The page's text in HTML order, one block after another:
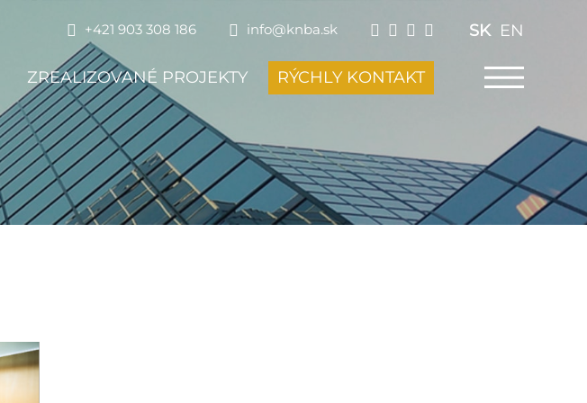
+421 903 308 186 info@knba.sk SK EN
ZREALIZOVANÉ PROJEKTY RÝCHLY KONTAKT